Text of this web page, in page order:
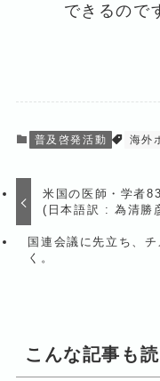
できるので
普及啓発活動 海外
米国の医師・学者
(日本語訳 : 為清勝
国連会議に先立ち、
く。
こんな記事も